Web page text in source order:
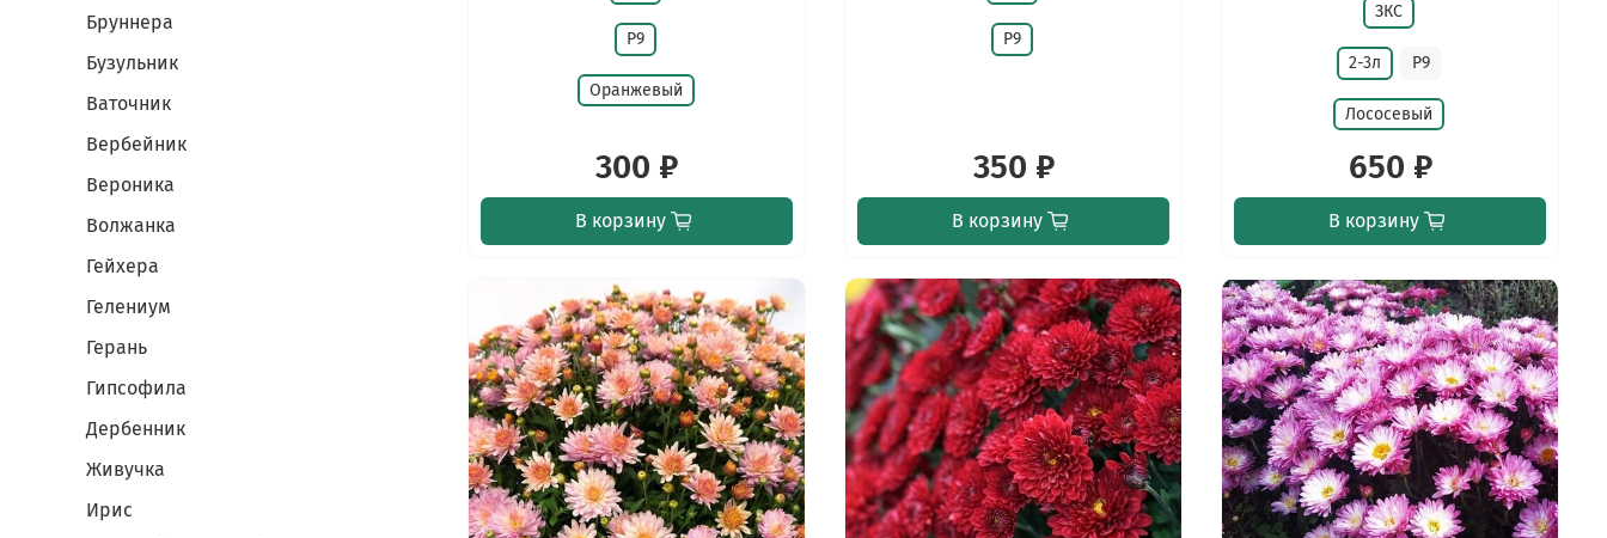
Р9
Оранжевый
300 ₽
В корзину
Р9
350 ₽
В корзину
ЗКС
2-3л Р9
Лососевый
650 ₽
В корзину
Бруннера
Бузульник
Ваточник
Вербейник
Вероника
Волжанка
Гейхера
Гелениум
Герань
Гипсофила
Дербенник
Живучка
Ирис